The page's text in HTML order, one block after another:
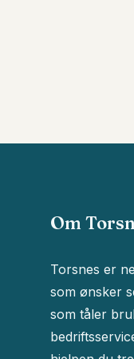
Om
Torsnes er
som ønsker
som tåler